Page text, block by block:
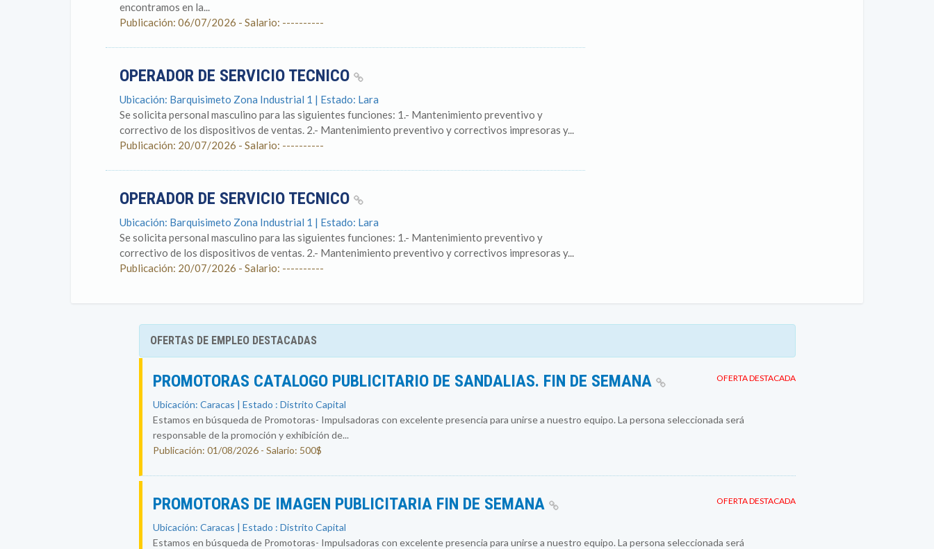
encontramos en la...
Publicación: 06/07/2026 - Salario: ----------
OPERADOR DE SERVICIO TECNICO
Ubicación: Barquisimeto Zona Industrial 1 | Estado: Lara
Se solicita personal masculino para las siguientes funciones: 1.- Mantenimiento preventivo y
correctivo de los dispositivos de ventas. 2.- Mantenimiento preventivo y correctivos impresoras y...
Publicación: 20/07/2026 - Salario: ----------
OPERADOR DE SERVICIO TECNICO
Ubicación: Barquisimeto Zona Industrial 1 | Estado: Lara
Se solicita personal masculino para las siguientes funciones: 1.- Mantenimiento preventivo y
correctivo de los dispositivos de ventas. 2.- Mantenimiento preventivo y correctivos impresoras y...
Publicación: 20/07/2026 - Salario: ----------
OFERTAS DE EMPLEO DESTACADAS
OFERTA DESTACADA
PROMOTORAS CATALOGO PUBLICITARIO DE SANDALIAS. FIN DE SEMANA
Ubicación: Caracas | Estado : Distrito Capital
Estamos en búsqueda de Promotoras- Impulsadoras con excelente presencia para unirse a nuestro equipo. La persona seleccionada será
responsable de la promoción y exhibición de...
Publicación: 01/08/2026 - Salario: 500$
OFERTA DESTACADA
PROMOTORAS DE IMAGEN PUBLICITARIA FIN DE SEMANA
Ubicación: Caracas | Estado : Distrito Capital
Estamos en búsqueda de Promotoras- Impulsadoras con excelente presencia para unirse a nuestro equipo. La persona seleccionada será